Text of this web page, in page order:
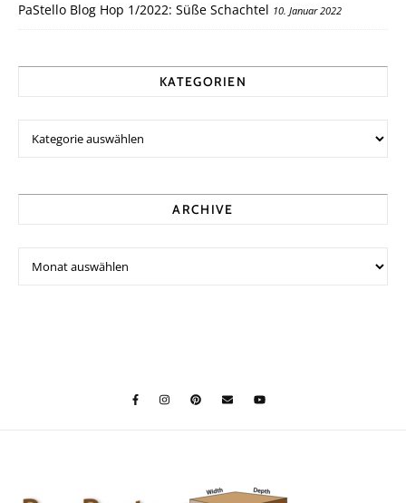
PaStello Blog Hop 1/2022: Süße Schachtel 10. Januar 2022
KATEGORIEN
ARCHIVE